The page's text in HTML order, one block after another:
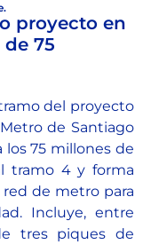
proyecto en
75
del proyecto
de Santiago
75 millones de
tramo 4 y forma
de metro para
Incluye, entre
tres piques de